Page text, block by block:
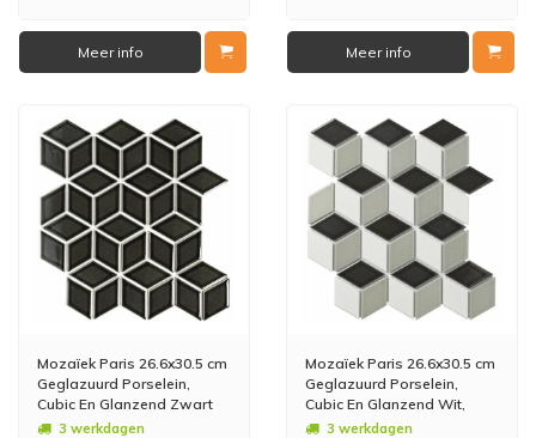
Meer info Meer info
Mozaïek Paris 26.6x30.5 cm
Geglazuurd Porselein,
Cubic En Glanzend Zwart
(Prijs Per m2)
3 werkdagen
Mozaïek Paris 26.6x30.5 cm
Geglazuurd Porselein,
Cubic En Glanzend Wit,
Grijs En Zwart Mix (Prijs Per
3 werkdagen